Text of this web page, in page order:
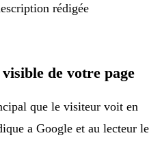
rédigée
de votre page
que le visiteur voit en
a Google et au lecteur le